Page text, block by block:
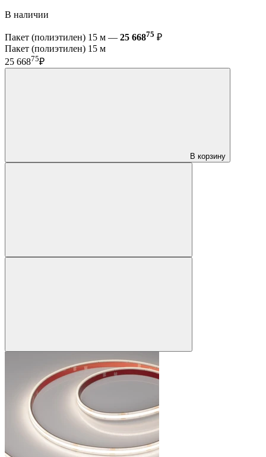
В наличии
Пакет (полиэтилен) 15 м — 25 66875 ₽
Пакет (полиэтилен) 15 м
25 66875₽
В корзину